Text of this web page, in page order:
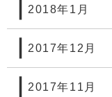
2018年1月
2017年12月
2017年11月